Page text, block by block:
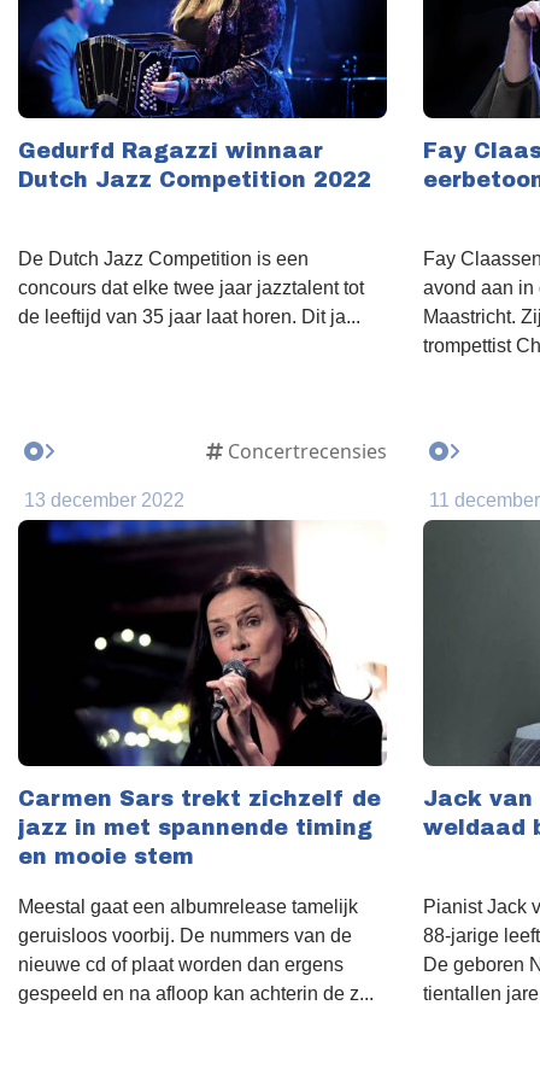
Gedurfd Ragazzi winnaar
Dutch Jazz Competition 2022
De Dutch Jazz Competition is een
concours dat elke twee jaar jazztalent tot
de leeftijd van 35 jaar laat horen. Dit ja...
Concertrecensies
Fay
Fay
avond aan in
Maastricht.
trompettist
13 december 2022
Carmen Sars trekt zichzelf de
jazz in met spannende timing
en mooie stem
Meestal gaat een albumrelease tamelijk
geruisloos voorbij. De nummers van de
nieuwe cd of plaat worden dan ergens
gespeeld en na afloop kan achterin de z...
11
Jack van
weldaad
Pianist Jack
88-jarige
De geboren
tientallen